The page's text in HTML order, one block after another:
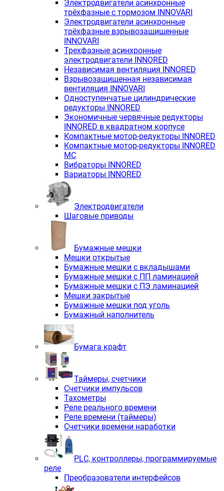
Электродвигатели асинхронные
трёхфазные с тормозом INNOVARI
Электродвигатели асинхронные
трёхфазные взрывозащищенные
INNOVARI
Трехфазные асинхронные
электродвигатели INNORED
Независимая вентиляция INNORED
Взрывозащищенная независимая
вентиляция INNOVARI
Одноступенчатые цилиндрические
редукторы INNORED
Экономичные червячные редукторы
INNORED в квадратном корпусе
Компактные мотор-редукторы INNORED
Компактные мотор-редукторы INNORED
MC
Вибраторы INNORED
Вариаторы INNORED
Электродвигатели
Шаговые приводы
Бумажные мешки
Мешки открытые
Бумажные мешки с вкладышами
Бумажные мешки с ПП ламинацией
Бумажные мешки с ПЭ ламинацией
Мешки закрытые
Бумажные мешки под уголь
Бумажный наполнитель
Бумага крафт
Таймеры, счетчики
Счетчики импульсов
Тахометры
Реле реального времени
Реле времени (таймеры)
Счетчики времени наработки
PLС, контроллеры, программируемые
реле
Преобразователи интерфейсов